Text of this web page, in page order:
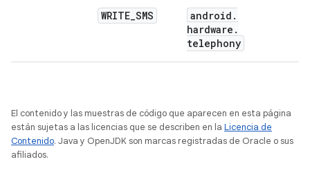
WRITE_SMS android .
hardware .
telephony
El contenido y las muestras de código que aparecen en esta página
están sujetas a las licencias que se describen en la Licencia de
Contenido. Java y OpenJDK son marcas registradas de Oracle o sus
afiliados.